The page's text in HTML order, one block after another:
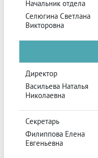
Начальник отдела
Селюгина Светлана
Викторовна
Директор
Васильева Наталья
Николаевна
Секретарь
Филиппова Елена
Евгеньевна